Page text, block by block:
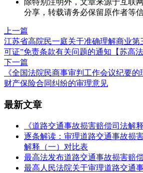
除特别注明外，文章来源于互联
分享，转载请务必保留原作者等信
上一篇
江苏省高院民一庭关于准确理解商业第
可证”免责条款有关问题的通知【苏高法
下一篇
《全国法院民商事审判工作会议纪要
财产保险合同纠纷的审理意见
最新文章
《道路交通事故损害赔偿司法解
逐条解读：审理道路交通事故损
解释（一）对比表
最高法发布道路交通事故损害赔
最高人民法院关于审理道路交通